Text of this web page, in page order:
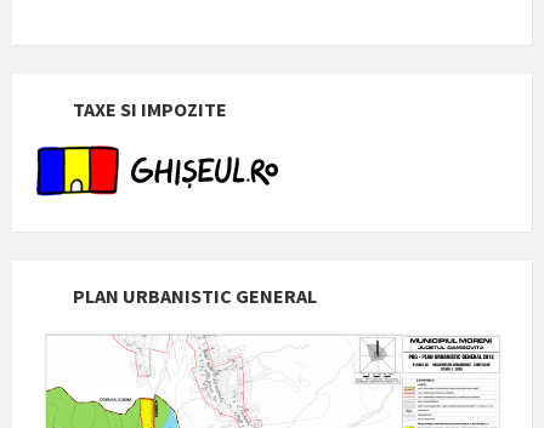
TAXE SI IMPOZITE
PLAN URBANISTIC GENERAL